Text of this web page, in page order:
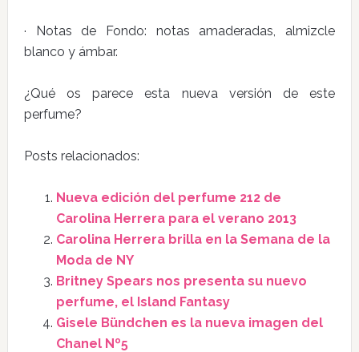
· Notas de Fondo: notas amaderadas, almizcle
blanco y ámbar.
¿Qué os parece esta nueva versión de este
perfume?
Posts relacionados:
Nueva edición del perfume 212 de
Carolina Herrera para el verano 2013
Carolina Herrera brilla en la Semana de la
Moda de NY
Britney Spears nos presenta su nuevo
perfume, el Island Fantasy
Gisele Bündchen es la nueva imagen del
Chanel Nº5